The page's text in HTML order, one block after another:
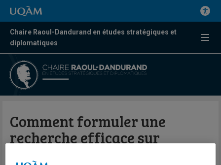
Chaire Raoul-Dandurand en études stratégiques et
diplomatiques
Comment formuler une
recherche efficace sur